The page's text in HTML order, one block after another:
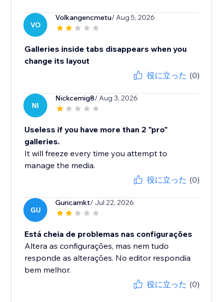
VO
Volkangencmetu/ Aug 5, 2026
Galleries inside tabs disappears when you
change its layout
役に立った (0)
NI
Nickcemig8/ Aug 3, 2026
Useless if you have more than 2 "pro"
galleries.
It will freeze every time you attempt to
manage the media.
役に立った (0)
GU
Guricamkt/ Jul 22, 2026
Está cheia de problemas nas configurações
Altera as configurações, mas nem tudo
responde as alterações. No editor respondia
bem melhor.
役に立った (0)